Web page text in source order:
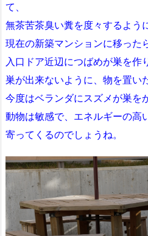
て、
無茶苦茶臭い糞を度々するよう
現在の新築マンションに移った
入口ドア近辺につばめが巣を作
巣が出来ないように、物を置い
今度はベランダにスズメが巣を
動物は敏感で、エネルギーの高
寄ってくるのでしょうね。